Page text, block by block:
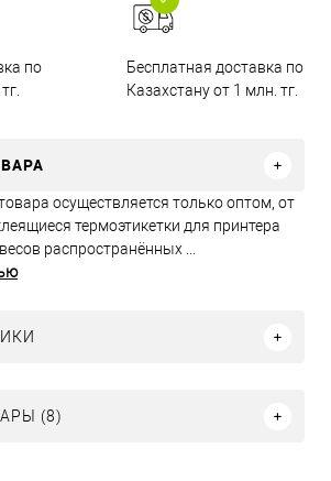
по
Бесплатная доставка по
Казахстану от 1 млн. тг.
осуществляется только оптом, от
термоэтикетки для принтера
распространённых ...
(8)